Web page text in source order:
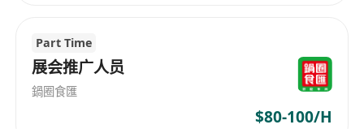
Part Time
展会推广人员
鍋圈食匯
$80-100/H